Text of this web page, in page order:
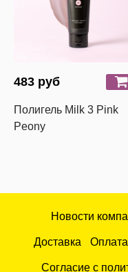
483 руб
Полигель Milk 3 Pink
Peony
Новости
Доставка Оплата
Согласие с